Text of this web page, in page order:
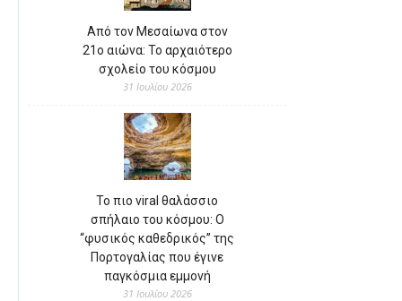
Από τον Μεσαίωνα στον
21ο αιώνα: Το αρχαιότερο
σχολείο του κόσμου
31 Ιουλίου 2026
Το πιο viral θαλάσσιο
σπήλαιο του κόσμου: Ο
“φυσικός καθεδρικός” της
Πορτογαλίας που έγινε
παγκόσμια εμμονή
31 Ιουλίου 2026